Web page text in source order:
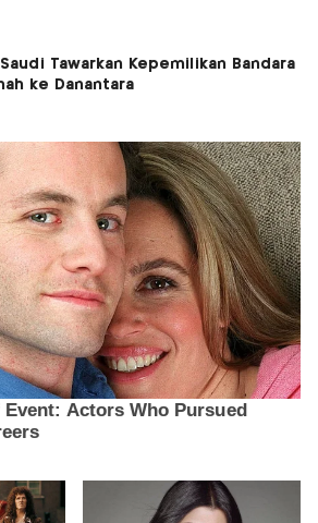
Tawarkan Kepemilikan Bandara
ke Danantara